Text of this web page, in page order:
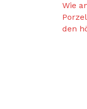
Wie
den